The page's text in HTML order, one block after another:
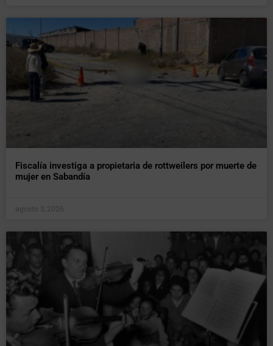
Fiscalía investiga a propietaria de rottweilers por muerte de
mujer en Sabandía
agosto 3, 2026